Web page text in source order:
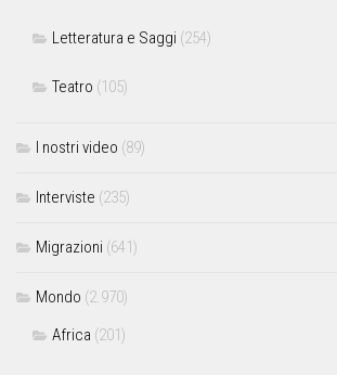
Letteratura e Saggi (254)
Teatro (105)
I nostri video (89)
Interviste (235)
Migrazioni (641)
Mondo (2.970)
Africa (201)